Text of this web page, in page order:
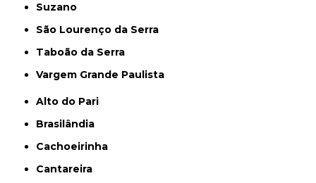
Suzano
São Lourenço da Serra
Taboão da Serra
Vargem Grande Paulista
Alto do Pari
Brasilândia
Cachoeirinha
Cantareira